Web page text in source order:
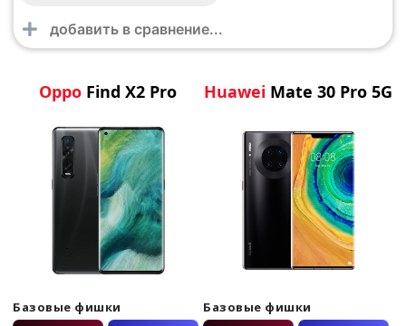
Oppo Find X2 Pro
Базовые фишки
Huawei Mate 30 Pro 5G
Базовые фишки